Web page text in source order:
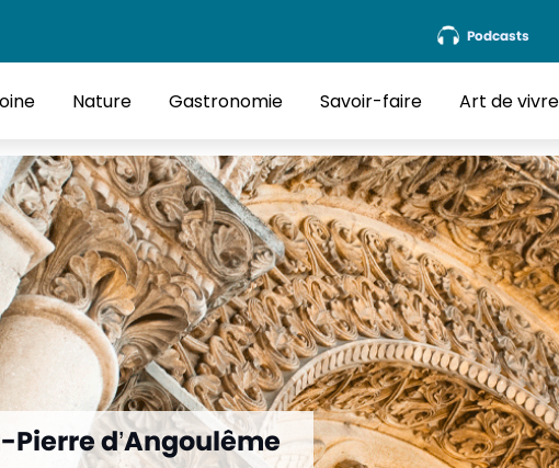
Podcasts
Nature Gastronomie Savoir-faire Art de vivre
d’Angoulême